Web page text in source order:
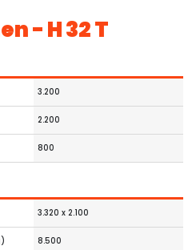
- H 32 T
3.200
2.200
800
3.320 x 2.100
8.500